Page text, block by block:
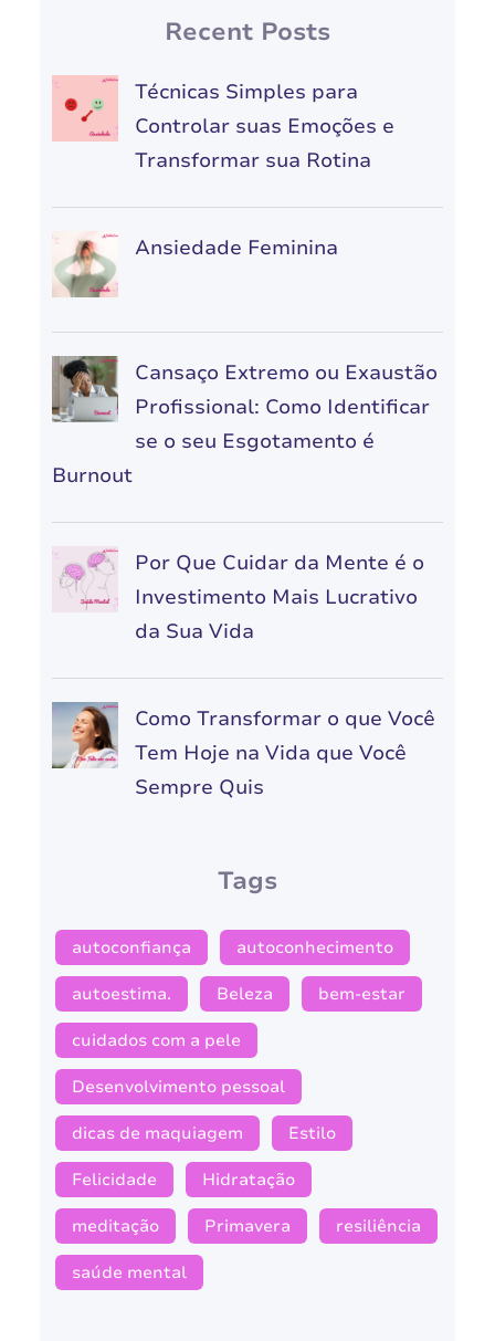
Recent Posts
Técnicas Simples para
Controlar suas Emoções e
Transformar sua Rotina
Ansiedade Feminina
Cansaço Extremo ou Exaustão
Profissional: Como Identificar
se o seu Esgotamento é
Burnout
Por Que Cuidar da Mente é o
Investimento Mais Lucrativo
da Sua Vida
Como Transformar o que Você
Tem Hoje na Vida que Você
Sempre Quis
Tags
autoconfiança autoconhecimento
autoestima. Beleza bem-estar
cuidados com a pele
Desenvolvimento pessoal
dicas de maquiagem Estilo
Felicidade Hidratação
meditação Primavera resiliência
saúde mental